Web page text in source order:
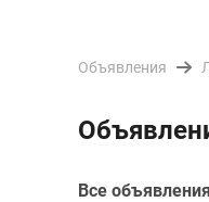
Объявления
Все объявления